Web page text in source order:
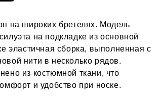
на широких бретелях. Модель
на подкладке из основной
эластичная сборка, выполненная с
нити в несколько рядов.
из костюмной ткани, что
и удобство при носке.